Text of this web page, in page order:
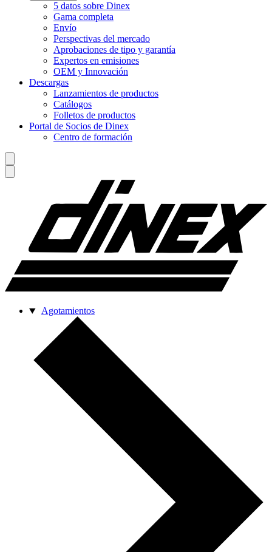
5 datos sobre Dinex
Gama completa
Envío
Perspectivas del mercado
Aprobaciones de tipo y garantía
Expertos en emisiones
OEM y Innovación
Descargas
Lanzamientos de productos
Catálogos
Folletos de productos
Portal de Socios de Dinex
Centro de formación
Agotamientos